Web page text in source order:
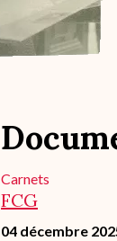
Carnets
FCG
04 décembre